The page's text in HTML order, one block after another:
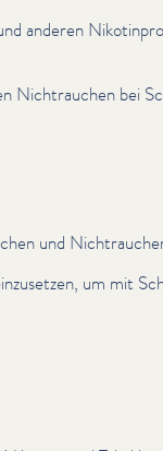
anderen
Nich­trauchen bei
und
um mit